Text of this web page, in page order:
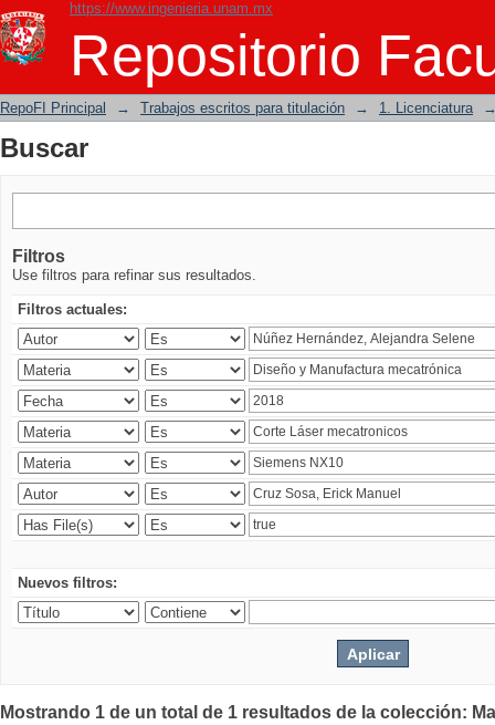
https://www.ingenieria.unam.mx
Repositorio
Buscar
RepoFI Principal → Trabajos escritos para titulación → 1. Licenciatura
Buscar
Filtros
Use filtros para refinar sus resultados.
Filtros actuales:
Nuevos filtros:
Mostrando 1 de un total de 1 resultados de la colección: